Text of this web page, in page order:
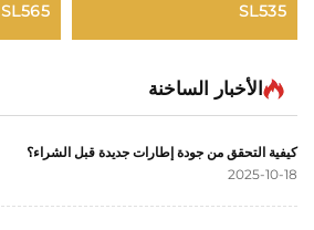
SL535
SL565
الأخبار الساخنة
كيفية التحقق من جودة إطارات جديدة قبل الشراء؟
2025-10-18